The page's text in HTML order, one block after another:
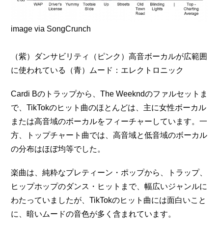
image via SongCrunch
（紫）ダンサビリティ（ピンク）高音ボーカルが広範囲
に使われている（青）ムード：エレクトロニック
Cardi Bのトラップから、The Weekndのファルセットま
で、TikTokのヒット曲のほとんどは、主に女性ボーカル
または高音域のボーカルをフィーチャーしています。一
方、トップチャート曲では、高音域と低音域のボーカル
の分布はほぼ均等でした。
楽曲は、純粋なプレティーン・ポップから、トラップ、
ヒップホップのダンス・ヒットまで、幅広いジャンルに
わたっていましたが、TikTokのヒット曲には面白いこと
に、暗いムードの音色が多く含まれています。